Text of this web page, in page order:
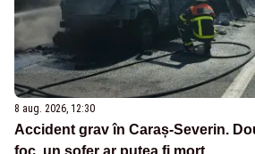
8 aug. 2026, 12:30
Accident grav în Caraș-Severin.
foc, un șofer ar putea fi mort